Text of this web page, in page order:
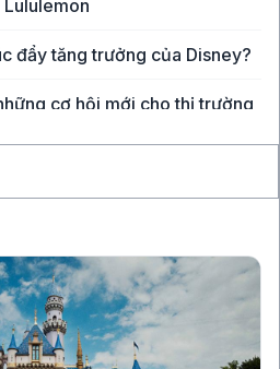
đẩy tăng trưởng của Disney?
cơ hội mới cho thị trường